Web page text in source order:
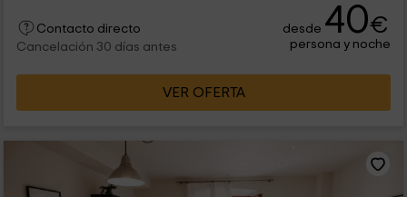
Contacto directo
Cancelación 30 días antes
desde 40€
persona y noche
VER OFERTA